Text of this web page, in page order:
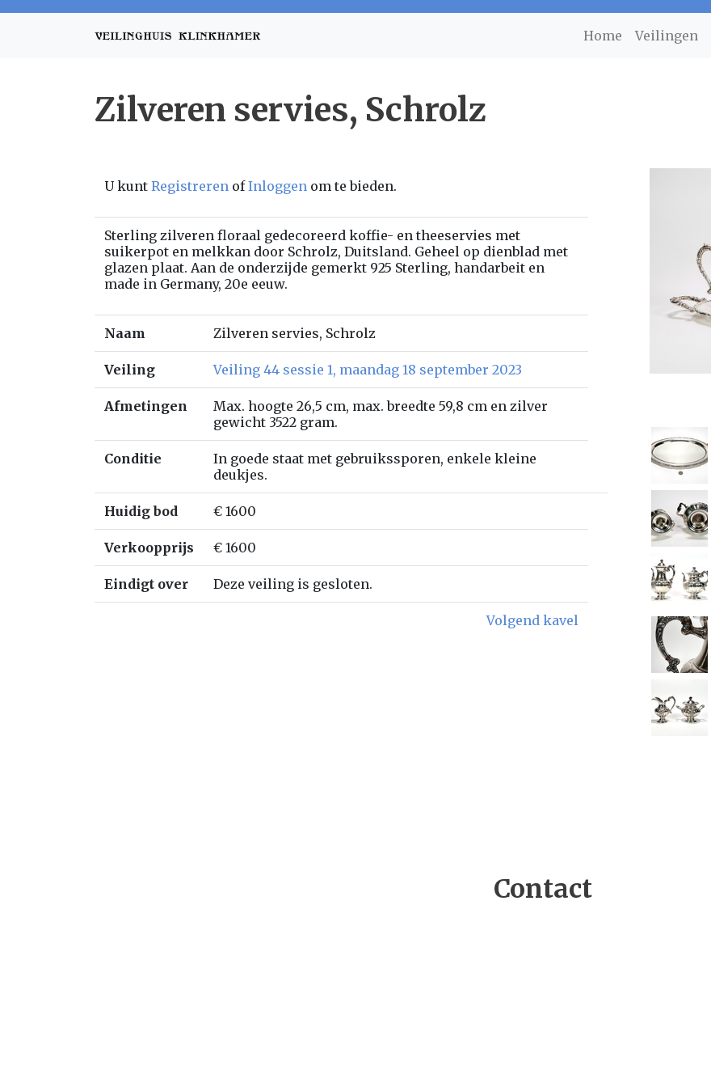
Home Veilingen
Zilveren servies, Schrolz
U kunt Registreren ofInloggen om te bieden.
Sterling zilveren floraal gedecoreerd koffie- en theeservies met
suikerpot en melkkan door Schrolz, Duitsland. Geheel op dienblad met
glazen plaat. Aan de onderzijde gemerkt 925 Sterling, handarbeit en
made in Germany, 20e eeuw.
Naam Zilveren servies, Schrolz
Veiling Veiling 44 sessie 1, maandag 18 september 2023
Afmetingen
Max. hoogte 26,5 cm, max. breedte 59,8 cm en zilver
gewicht 3522 gram.
Conditie
In goede staat met gebruikssporen, enkele kleine
deukjes.
Huidig bod € 1600
Verkoopprijs € 1600
Eindigt over Deze veiling is gesloten.
Volgend kavel
Contact